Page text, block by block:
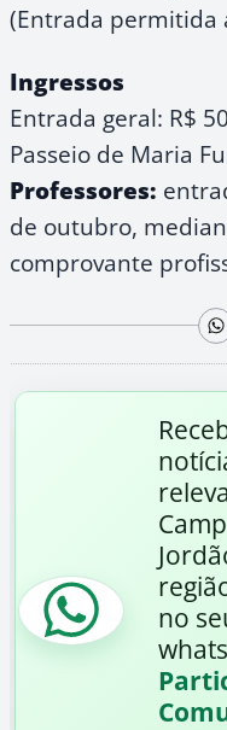
(Entrada permitida
Ingressos
Entrada geral: R$
Passeio de Maria
Professores:
de outubro,
comprovante
no